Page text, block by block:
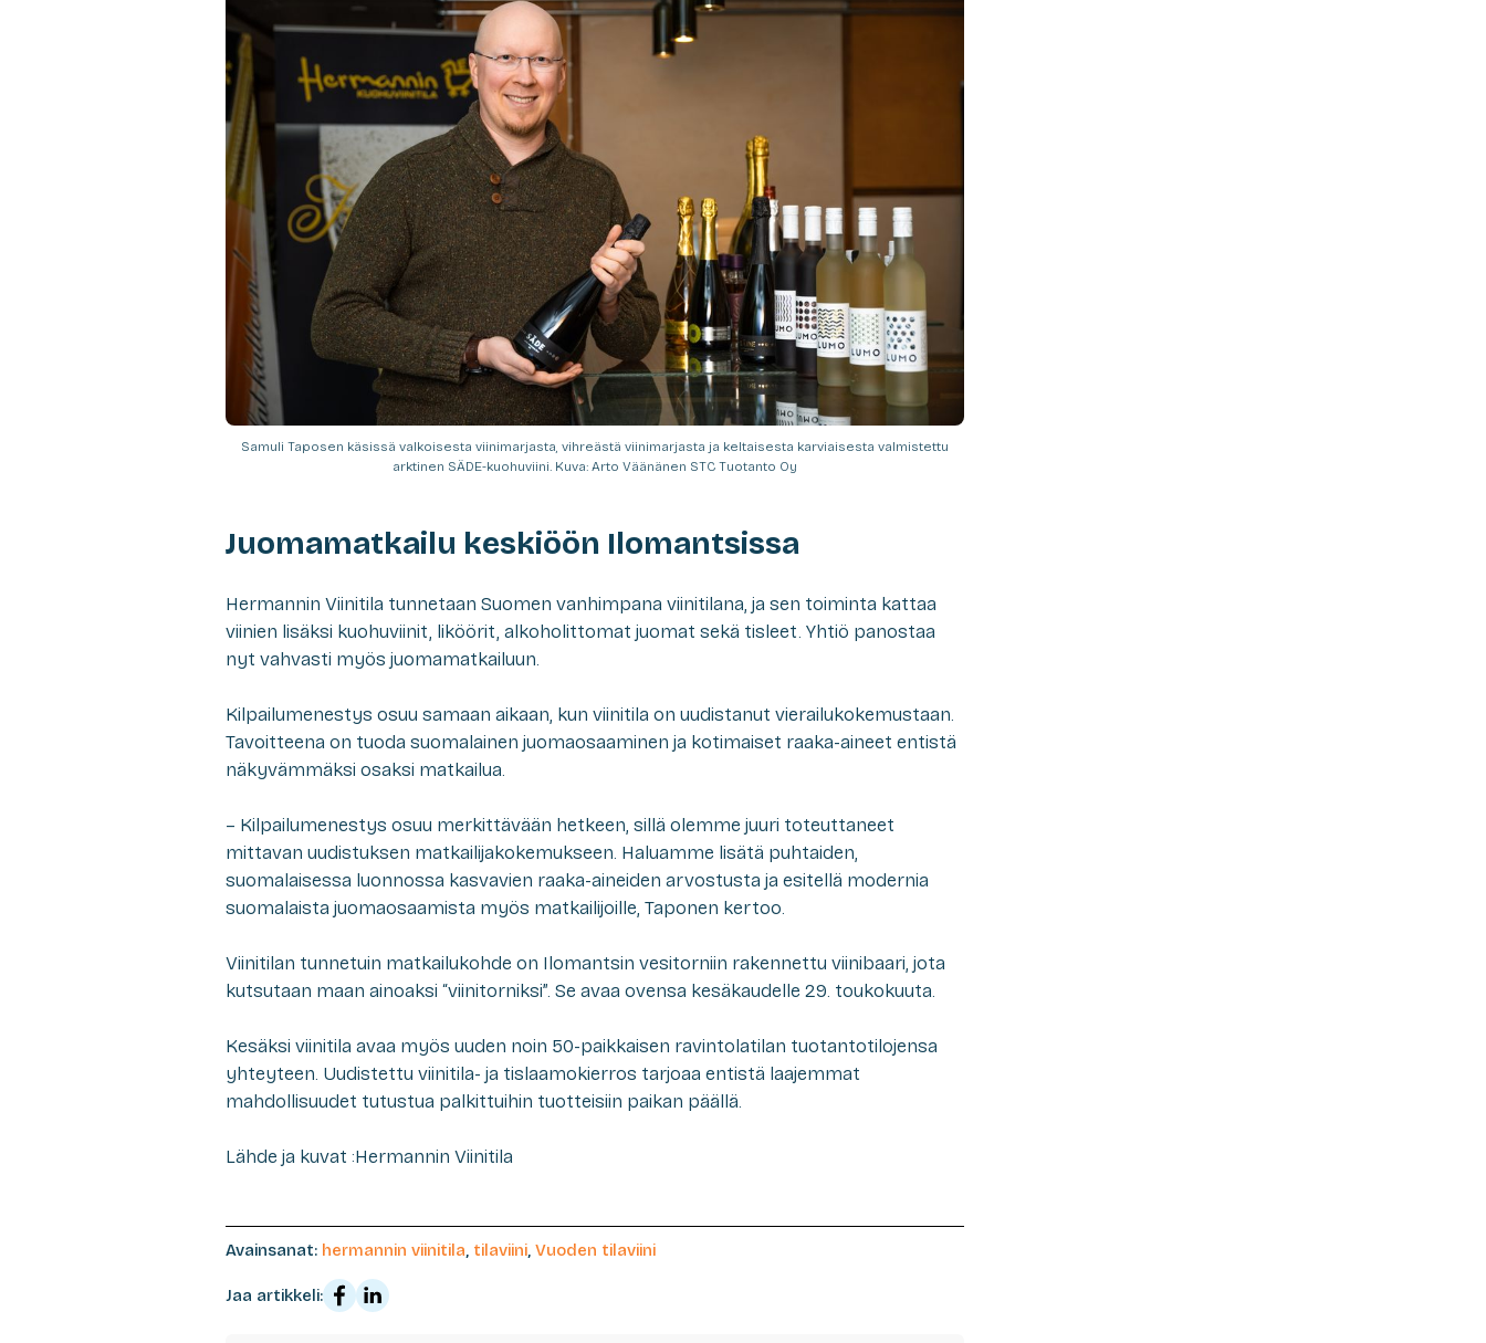
Samuli Taposen käsissä valkoisesta viinimarjasta, vihreästä viinimarjasta ja keltaisesta karviaisesta valmistettu
arktinen SÄDE-kuohuviini. Kuva: Arto Väänänen STC Tuotanto Oy
Juomamatkailu keskiöön Ilomantsissa
Hermannin Viinitila tunnetaan Suomen vanhimpana viinitilana, ja sen toiminta kattaa
viinien lisäksi kuohuviinit, liköörit, alkoholittomat juomat sekä tisleet. Yhtiö panostaa
nyt vahvasti myös juomamatkailuun.
Kilpailumenestys osuu samaan aikaan, kun viinitila on uudistanut vierailukokemustaan.
Tavoitteena on tuoda suomalainen juomaosaaminen ja kotimaiset raaka-aineet entistä
näkyvämmäksi osaksi matkailua.
– Kilpailumenestys osuu merkittävään hetkeen, sillä olemme juuri toteuttaneet
mittavan uudistuksen matkailijakokemukseen. Haluamme lisätä puhtaiden,
suomalaisessa luonnossa kasvavien raaka-aineiden arvostusta ja esitellä modernia
suomalaista juomaosaamista myös matkailijoille, Taponen kertoo.
Viinitilan tunnetuin matkailukohde on Ilomantsin vesitorniin rakennettu viinibaari, jota
kutsutaan maan ainoaksi “viinitorniksi”. Se avaa ovensa kesäkaudelle 29. toukokuuta.
Kesäksi viinitila avaa myös uuden noin 50-paikkaisen ravintolatilan tuotantotilojensa
yhteyteen. Uudistettu viinitila- ja tislaamokierros tarjoaa entistä laajemmat
mahdollisuudet tutustua palkittuihin tuotteisiin paikan päällä.
Lähde ja kuvat :Hermannin Viinitila
Avainsanat: hermannin viinitila, tilaviini, Vuoden tilaviini
Jaa artikkeli: